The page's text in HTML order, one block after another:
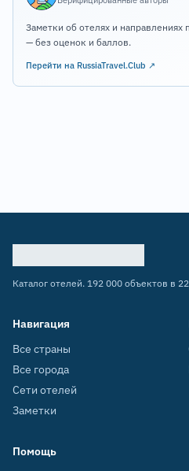
Заметки об отелях и направлениях
— без оценок и баллов.
Перейти на RussiaTravel.Club ↗
Каталог отелей. 192 000 объектов в
Навигация
Все страны
Все города
Сети отелей
Заметки
Помощь